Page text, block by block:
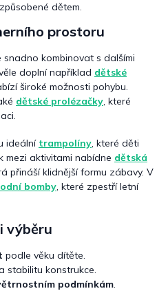
dětem.
prostoru
kombinovat s dalšími
doplní například dětské
široké možnosti pohybu.
dětské prolézačky, které
ideální trampolíny, které děti
mezi aktivitami nabídne dětská
přináší klidnější formu zábavy. V
bomby, které zpestří letní
výběru
podle věku dítěte.
stabilitu konstrukce.
podmínkám